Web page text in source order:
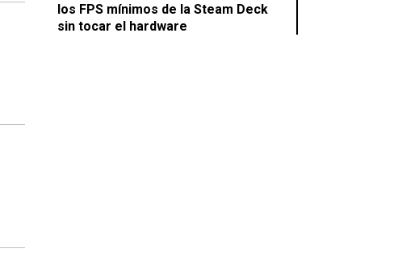
los FPS mínimos de la Steam Deck
sin tocar el hardware